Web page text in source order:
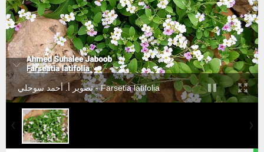
Farsetia latifolia - تصوير أ. أحمد سوحلي